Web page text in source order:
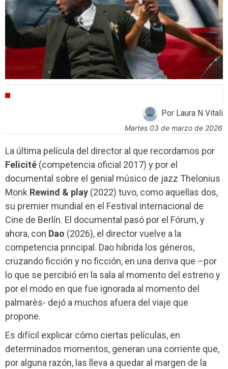
Por Laura N Vitali
martes 03 de marzo de 2026
La última película del director al que recordamos por
Felicité (competencia oficial 2017) y por el
documental sobre el genial músico de jazz Thelonius
Monk Rewind & play (2022) tuvo, como aquellas dos,
su premier mundial en el Festival internacional de
Cine de Berlín. El documental pasó por el Fórum, y
ahora, con Dao (2026), el director vuelve a la
competencia principal. Dao hibrida los géneros,
cruzando ficción y no ficción, en una deriva que –por
lo que se percibió en la sala al momento del estreno y
por el modo en que fue ignorada al momento del
palmarès- dejó a muchos afuera del viaje que
propone.
Es difícil explicar cómo ciertas películas, en
determinados momentos, generan una corriente que,
por alguna razón, las lleva a quedar al margen de la